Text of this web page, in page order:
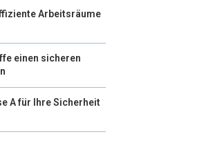
Arbeitsräume
einen sicheren
A für Ihre Sicherheit